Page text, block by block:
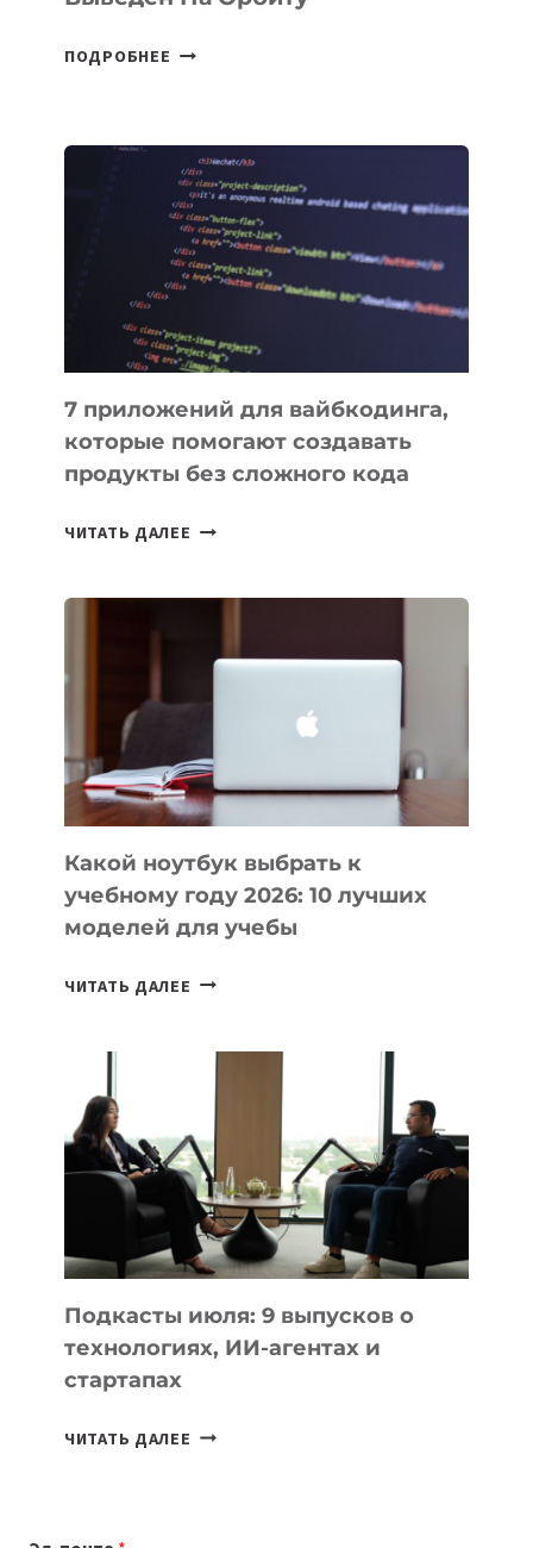
ПОДРОБНЕЕ УЗБЕКИСТАНСКИЙ
УСПЕШНО
ВЫВЕДЕН
НА
ОРБИТУ
7 приложений для вайбкодинга,
которые помогают создавать
продукты без сложного кода
ЧИТАТЬ ДАЛЕЕ
СОЗДАВАТЬ
БЕЗ
СЛОЖНОГО
КОДА
Какой ноутбук выбрать к
учебному году 2026: 10 лучших
моделей для учебы
ЧИТАТЬ ДАЛЕЕ КАКОЙ
УЧЕБНОМУ
ГОДУ
2026:
10
ЛУЧШИХ
МОДЕЛЕЙ
ДЛЯ
Подкасты июля: 9 выпусков о
технологиях, ИИ-агентах и
стартапах
ЧИТАТЬ ДАЛЕЕ ПОДКАСТЫ